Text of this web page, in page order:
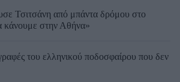
Τσιτσάνη από μπάντα δρόμου στο
κάνουμε στην Αθήνα»
του ελληνικού ποδοσφαίρου που δεν